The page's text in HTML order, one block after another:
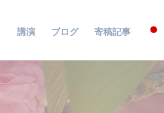
講演 ブログ 寄稿記事